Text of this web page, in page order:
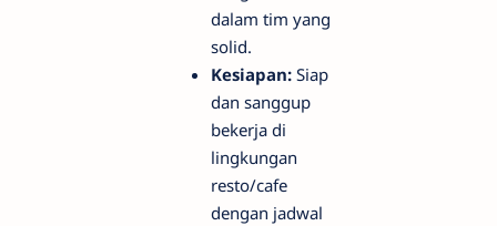
dalam tim yang
solid.
Kesiapan: Siap
dan sanggup
bekerja di
lingkungan
resto/cafe
dengan jadwal